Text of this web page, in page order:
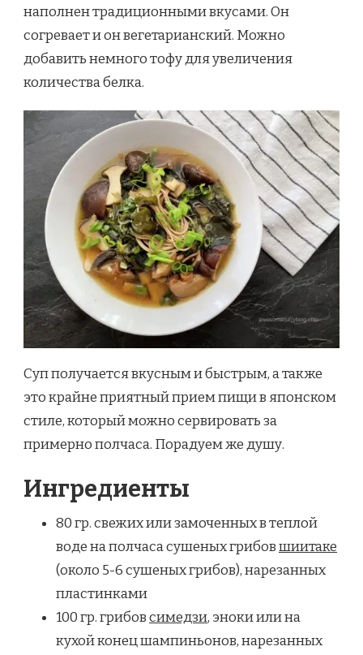
наполнен традиционными вкусами. Он
согревает и он вегетарианский. Можно
добавить немного тофу для увеличения
количества белка.
Суп получается вкусным и быстрым, а также
это крайне приятный прием пищи в японском
стиле, который можно сервировать за
примерно полчаса. Порадуем же душу.
Ингредиенты
80 гр. свежих или замоченных в теплой
воде на полчаса сушеных грибовшиитаке
(около 5-6 сушеных грибов), нарезанных
пластинками
100 гр. грибовсимедзи, эноки или на
кухой конец шампиньонов, нарезанных